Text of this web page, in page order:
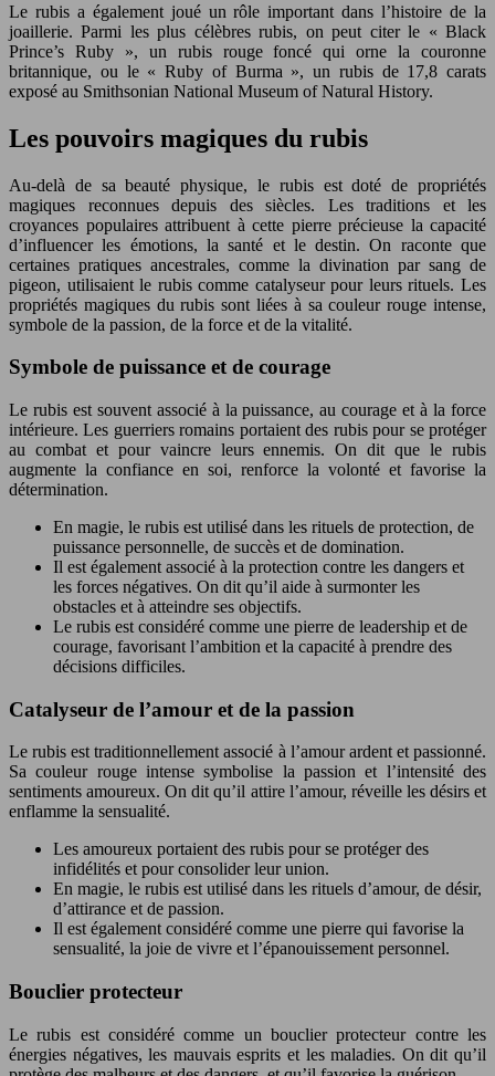
Le rubis a également joué un rôle important dans l’histoire de la
joaillerie. Parmi les plus célèbres rubis, on peut citer le « Black
Prince’s Ruby », un rubis rouge foncé qui orne la couronne
britannique, ou le « Ruby of Burma », un rubis de 17,8 carats
exposé au Smithsonian National Museum of Natural History.
Les pouvoirs magiques du rubis
Au-delà de sa beauté physique, le rubis est doté de propriétés
magiques reconnues depuis des siècles. Les traditions et les
croyances populaires attribuent à cette pierre précieuse la capacité
d’influencer les émotions, la santé et le destin. On raconte que
certaines pratiques ancestrales, comme la divination par sang de
pigeon, utilisaient le rubis comme catalyseur pour leurs rituels. Les
propriétés magiques du rubis sont liées à sa couleur rouge intense,
symbole de la passion, de la force et de la vitalité.
Symbole de puissance et de courage
Le rubis est souvent associé à la puissance, au courage et à la force
intérieure. Les guerriers romains portaient des rubis pour se protéger
au combat et pour vaincre leurs ennemis. On dit que le rubis
augmente la confiance en soi, renforce la volonté et favorise la
détermination.
En magie, le rubis est utilisé dans les rituels de protection, de
puissance personnelle, de succès et de domination.
Il est également associé à la protection contre les dangers et
les forces négatives. On dit qu’il aide à surmonter les
obstacles et à atteindre ses objectifs.
Le rubis est considéré comme une pierre de leadership et de
courage, favorisant l’ambition et la capacité à prendre des
décisions difficiles.
Catalyseur de l’amour et de la passion
Le rubis est traditionnellement associé à l’amour ardent et passionné.
Sa couleur rouge intense symbolise la passion et l’intensité des
sentiments amoureux. On dit qu’il attire l’amour, réveille les désirs et
enflamme la sensualité.
Les amoureux portaient des rubis pour se protéger des
infidélités et pour consolider leur union.
En magie, le rubis est utilisé dans les rituels d’amour, de désir,
d’attirance et de passion.
Il est également considéré comme une pierre qui favorise la
sensualité, la joie de vivre et l’épanouissement personnel.
Bouclier protecteur
Le rubis est considéré comme un bouclier protecteur contre les
énergies négatives, les mauvais esprits et les maladies. On dit qu’il